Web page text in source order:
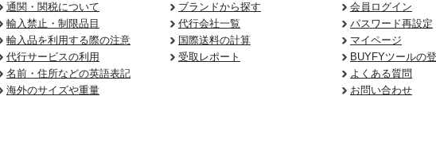
通関・関税について
輸入禁止・制限品目
輸入品を利用する際の注意
代行サービスの利用
名前・住所などの英語表記
海外のサイズや重量
ブランドから探す
代行会社一覧
国際送料の計算
受取レポート
会員ログイン
パスワード再設定
マイページ
BUYFYツールの
よくある質問
お問い合わせ